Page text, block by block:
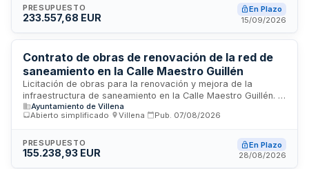
proyecto técnico, planos y cuadros de precios, con un
régimen jurídico de naturaleza privada según la legislación
los criterios y procedimiento establecidos en el pliego de
cláusulas administrativas.
PRESUPUESTO
233.557,68 EUR
En Plazo
15/09/2026
Contrato de obras de renovación de la red de
saneamiento en la Calle Maestro Guillén
Licitación de obras para la renovación y mejora de la
infraestructura de saneamiento en la Calle Maestro Guillén. El
contrato tiene carácter administrativo y se rige por la Ley de
Contratos del Sector Público. Las obras se ejecutarán
técnicas establecidas en el correspondiente pliego de
prescripciones técnicas. Se trata de un contrato de obras
Ayuntamiento de Villena
Abierto simplificado
Villena Pub. 07/08/2026
PRESUPUESTO
155.238,93 EUR
En Plazo
28/08/2026